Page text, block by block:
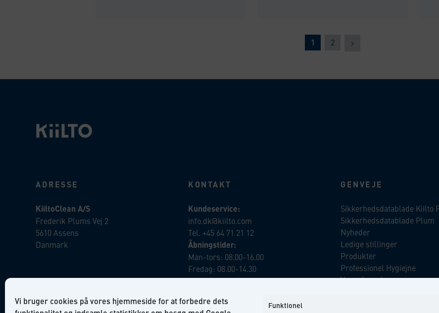
Vi bruger cookies på vores hjemmeside for at forbedre dets
Funktionel
1 2
ADRESSE
KiiltoClean A/S
Frederik Plums Vej 2
5610 Assens
Danmark
KONTAKT
Kundeservice:
info.dk@kiilto.com
Tel. +45 64 71 21 12
Åbningstider:
Man-tors: 08.00-16.00
Fredag: 08.00-14.30
salg.dk@kiilto.com
GENVEJE
Sikkerhedsdatablade Kiilto
Sikkerhedsdatablade Plum
Nyheder
Ledige stillinger
Produkter
Professionel Hygiejne
Vores brands